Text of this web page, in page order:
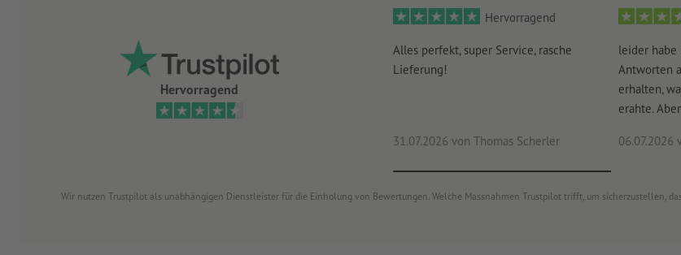
Hervorragend
Hervorragend
Alles perfekt, super Service, rasche
Lieferung!
31.07.2026 von Thomas Scherler
leider habe
Antworten
erhalten,
erahte.
06.07.2026
Wir nutzen Trustpilot als unabhängigen Dienstleister für die Einholung von Bewertungen. Welche Massnahmen Trustpilot trifft, um sicherzustellen,